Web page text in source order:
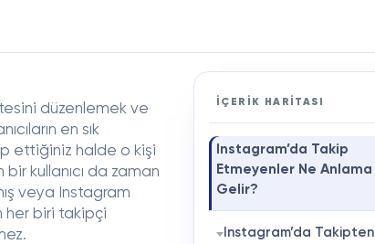
İÇERİK HARİTASI
Instagram’da Takip
Etmeyenler Ne Anlama
Gelir?
Instagram’da Takipten
düzenlemek ve
en sık
ettiğiniz halde o kişi
kullanıcı da zaman
veya Instagram
her biri takipçi